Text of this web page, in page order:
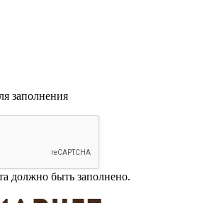
заполнения
должно быть заполнено.